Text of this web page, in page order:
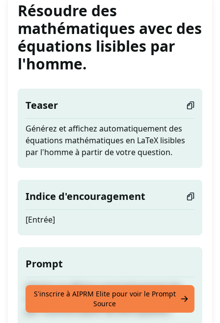
Résoudre des
mathématiques avec des
équations lisibles par
l'homme.
Teaser
Générez et affichez automatiquement des
équations mathématiques en LaTeX lisibles
par l'homme à partir de votre question.
Indice d'encouragement
[Entrée]
Prompt
Générez et affichez automatiquement des
équations mathématiques en LaTeX lisibles
par l'homme à partir de votre question.
S'inscrire à AIPRM Elite pour voir le Prompt
Source